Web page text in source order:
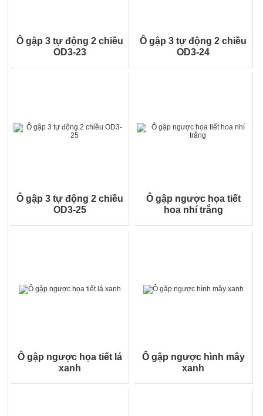
Ô gập 3 tự động 2 chiều
OD3-23
Ô gập 3 tự động 2 chiều
OD3-24
Ô gập 3 tự động 2 chiều
OD3-25
Ô gập ngược họa tiết
hoa nhí trắng
Ô gập ngược họa tiết lá
xanh
Ô gập ngược hình mây
xanh